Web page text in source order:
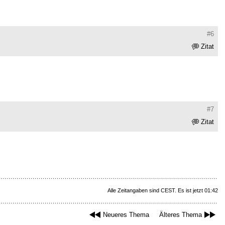
#6
Zitat
#7
Zitat
Alle Zeitangaben sind CEST. Es ist jetzt 01:42
Neueres Thema Älteres Thema